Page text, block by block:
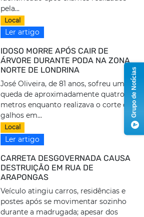
pela...
Local
Ler artigo
IDOSO MORRE APÓS CAIR DE
ÁRVORE DURANTE PODA NA ZONA
NORTE DE LONDRINA
José Oliveira, de 81 anos, sofreu uma
queda de aproximadamente quatro
metros enquanto realizava o corte de
galhos em...
Local
Ler artigo
CARRETA DESGOVERNADA CAUSA
DESTRUIÇÃO EM RUA DE
ARAPONGAS
Veículo atingiu carros, residências e
postes após se movimentar sozinho
durante a madrugada; apesar dos
Grupo de Notícias